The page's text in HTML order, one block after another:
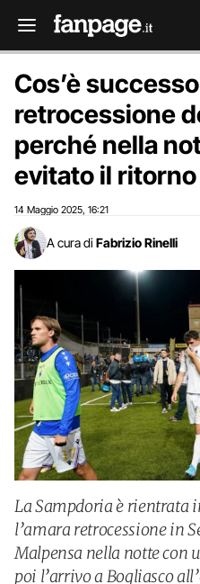
Cos’è
retrocessione
perché nella
evitato il ritorno
14 Maggio 2025 16:21
A cura di Fabrizio Rinelli
La Sampdoria è rientrata
l’amara retrocessione in
Malpensa nella notte con
poi l’arrivo a Bogliasco